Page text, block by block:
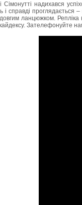
надихався
і справді
довгим ланцюжком.
кайдексу. Зателефонуйте